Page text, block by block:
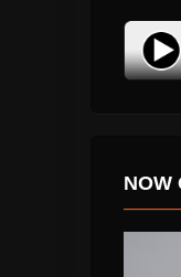
NOW